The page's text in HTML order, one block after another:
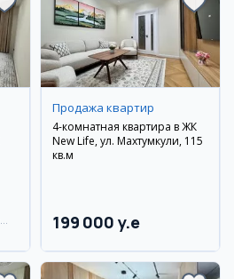
Продажа квартир
4-комнатная квартира в ЖК
New Life, ул. Махтумкули, 115
кв.м
199 000 y.e